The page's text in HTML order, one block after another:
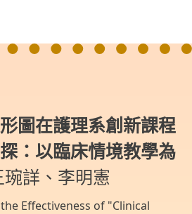
圖在護理系創新課程
：以臨床情境教學為
詳、李明憲
Effectiveness of "Clinical